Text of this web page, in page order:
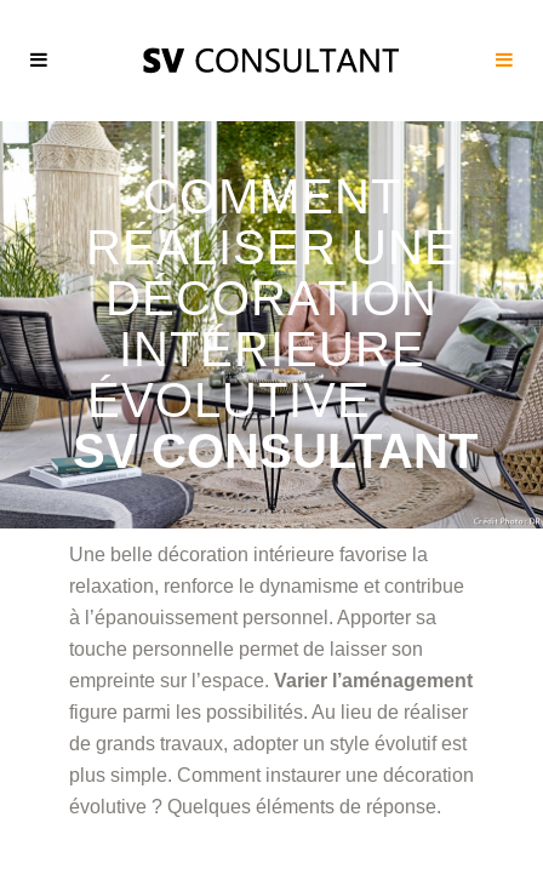
COMMENT
RÉALISER UNE
DÉCORATION
INTÉRIEURE
ÉVOLUTIVE
SV CONSULTANT
Une belle décoration intérieure favorise la
relaxation, renforce le dynamisme et contribue
à l’épanouissement personnel. Apporter sa
touche personnelle permet de laisser son
empreinte sur l’espace. Varier l’aménagement
figure parmi les possibilités. Au lieu de réaliser
de grands travaux, adopter un style évolutif est
plus simple. Comment instaurer une décoration
évolutive ? Quelques éléments de réponse.